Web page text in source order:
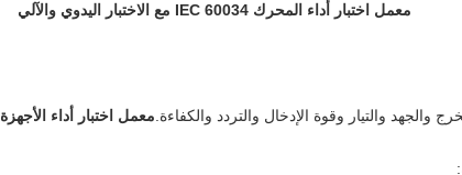
معمل اختبار أداء المحرك IEC 60034 مع الاختبار اليدوي والآلي
والتيار وقوة الإدخال والتردد والكفاءة. معمل اختبار أداء الأجهزة